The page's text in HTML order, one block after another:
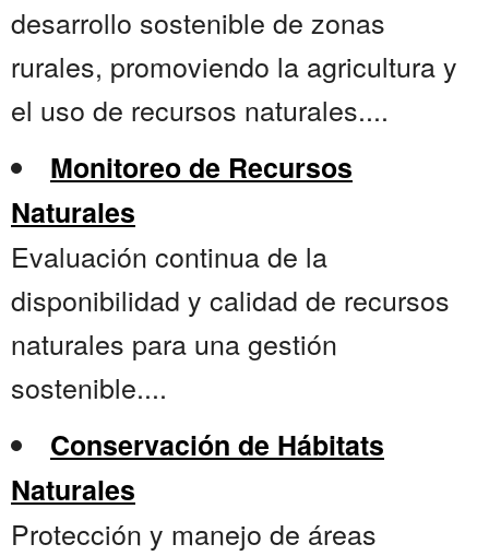
desarrollo sostenible de zonas
rurales, promoviendo la agricultura y
el uso de recursos naturales....
Monitoreo de Recursos
Naturales
Evaluación continua de la
disponibilidad y calidad de recursos
naturales para una gestión
sostenible....
Conservación de Hábitats
Naturales
Protección y manejo de áreas